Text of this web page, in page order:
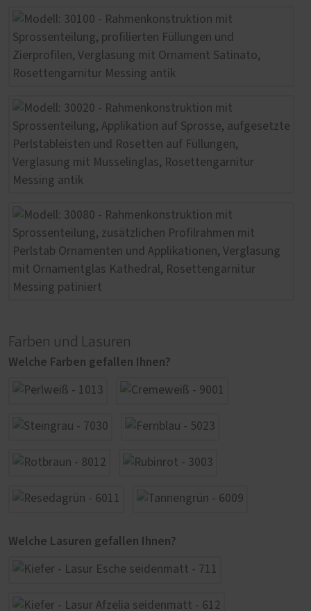
Farben und Lasuren
Welche Farben gefallen Ihnen?
Welche Lasuren gefallen Ihnen?